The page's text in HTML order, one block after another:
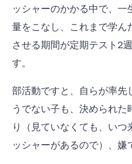
ッシャーのかかる中で、
量をこなし、これまで学ん
させる期間が定期テスト2
す。
部活動ですと、自らが率先
うでない子も、決められ
り（見ていなくても、い
ッシャーがあるので）、嫌